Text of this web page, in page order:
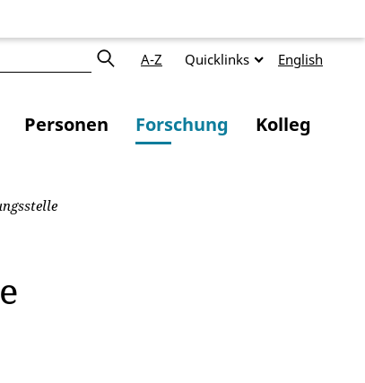
A-Z Quicklinks English
Personen Forschung Kolleg